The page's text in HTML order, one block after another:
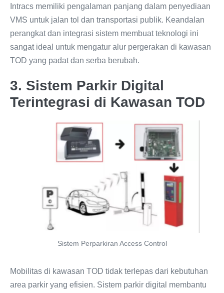
Intracs memiliki pengalaman panjang dalam penyediaan
VMS untuk jalan tol dan transportasi publik. Keandalan
perangkat dan integrasi sistem membuat teknologi ini
sangat ideal untuk mengatur alur pergerakan di kawasan
TOD yang padat dan serba berubah.
3. Sistem Parkir Digital
Terintegrasi di Kawasan TOD
Sistem Perparkiran Access Control
Mobilitas di kawasan TOD tidak terlepas dari kebutuhan
area parkir yang efisien. Sistem parkir digital membantu